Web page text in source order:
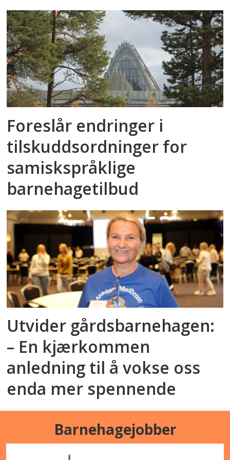
Foreslår endringer i
tilskuddsordninger for
samiskspråklige
barnehagetilbud
Utvider gårdsbarnehagen:
– En kjærkommen
anledning til å vokse oss
enda mer spennende
Barnehagejobber